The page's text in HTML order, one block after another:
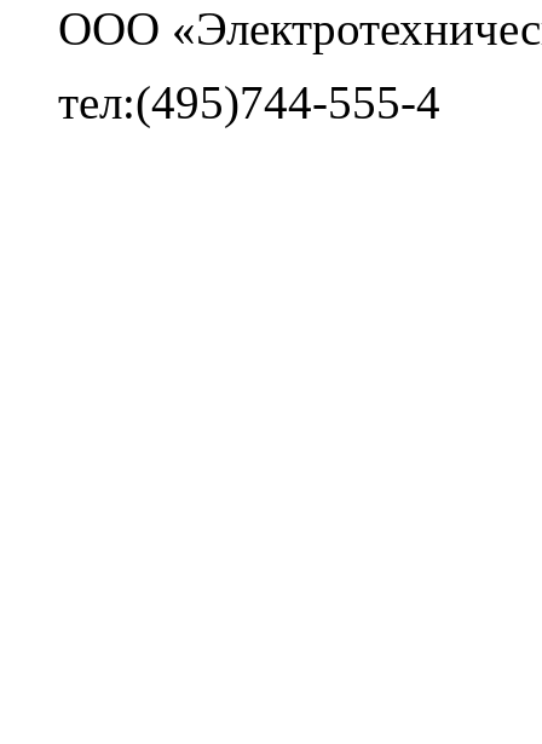
ООО
тел:(495)744-555-4